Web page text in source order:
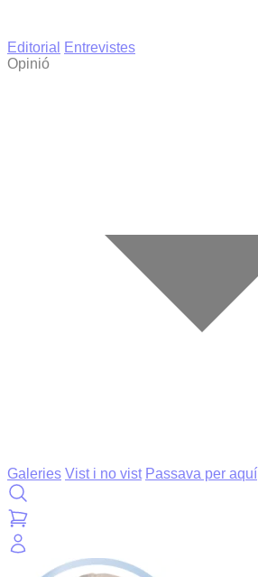
Editorial
Entrevistes
Opinió
Galeries Vist i no vist Passava per aquí